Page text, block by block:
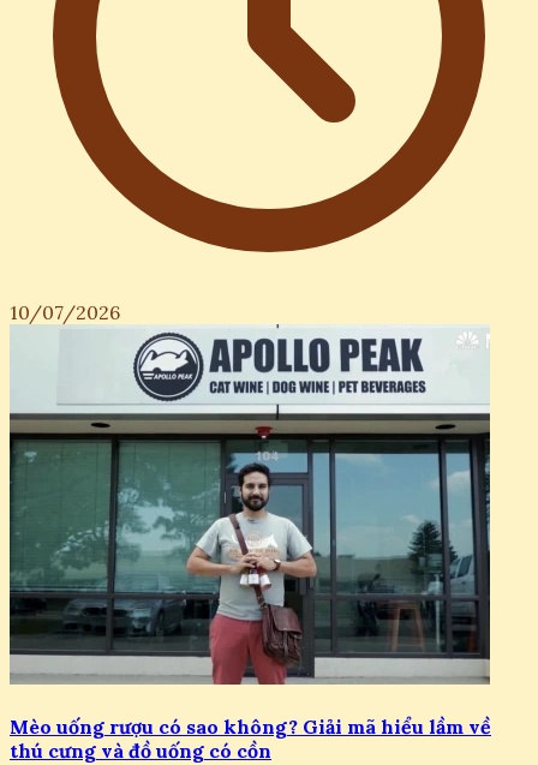
10/07/2026
Mèo uống rượu có sao không? Giải mã hiểu lầm về
thú cưng và đồ uống có cồn